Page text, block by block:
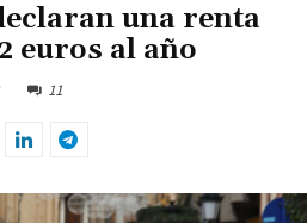
una renta
euros al año
11